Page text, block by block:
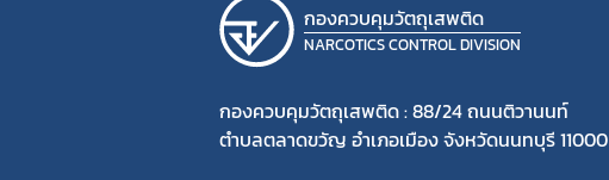
กองควบคุมวัตถุเสพติด
NARCOTICS CONTROL DIVISION
กองควบคุมวัตถุเสพติด : 88/24 ถนนติวานนท์
ตำบลตลาดขวัญ อำเภอเมือง จังหวัดนนทบุรี 11000